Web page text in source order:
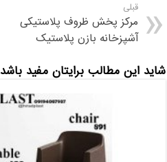
قبلی
مرکز پخش ظروف پلاستیکی
آشپزخانه بازن پلاستیک
شاید این مطالب برایتان مفید باشد